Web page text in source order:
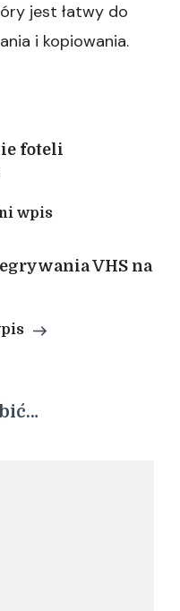
jest łatwy do
i kopiowania.
foteli
wpis
VHS na